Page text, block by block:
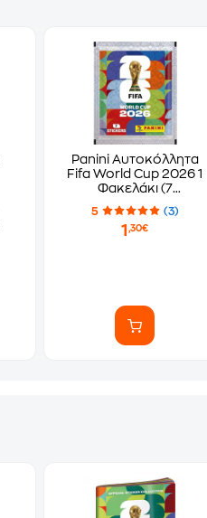
Panini Αυτοκόλλητα
Fifa World Cup 2026 1
Φακελάκι (7
Αυτοκόλλητα)
5 (3)
1,30€